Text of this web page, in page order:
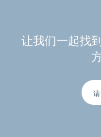
让我们一起找